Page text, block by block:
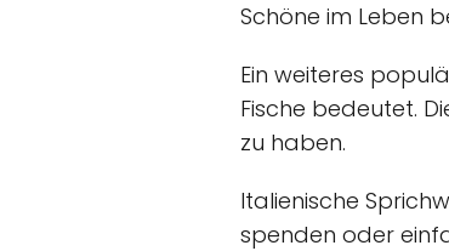
Schöne im Leben
Ein weiteres
Fische bedeutet.
zu haben.
Italienische
spenden oder